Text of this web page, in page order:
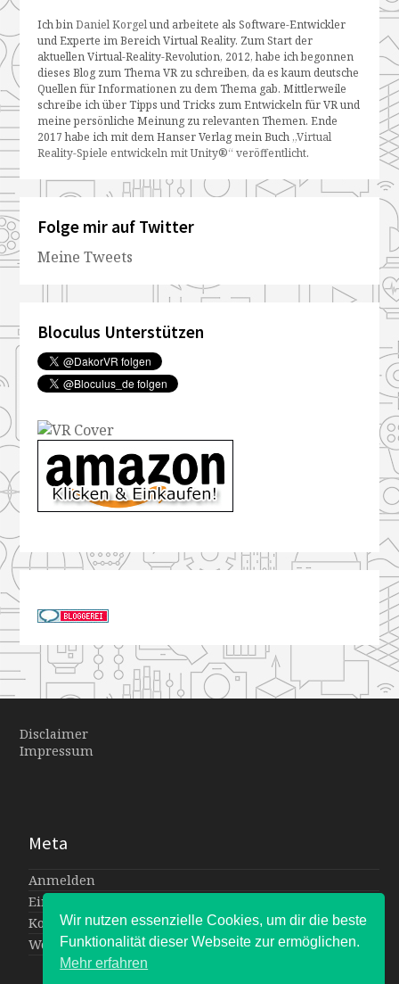
Ich binDaniel Korgelund arbeitete als Software-Entwickler
und Experte im Bereich Virtual Reality. Zum Start der
aktuellen Virtual-Reality-Revolution, 2012, habe ich begonnen
dieses Blog zum Thema VR zu schreiben, da es kaum deutsche
Quellen für Informationen zu dem Thema gab. Mittlerweile
schreibe ich über Tipps und Tricks zum Entwickeln für VR und
meine persönliche Meinung zu relevanten Themen. Ende
2017 habe ich mit dem Hanser Verlag mein Buch „Virtual
Reality-Spiele entwickeln mit Unity®“ veröffentlicht.
Folge mir auf Twitter
Meine Tweets
Bloculus Unterstützen
Disclaimer
Impressum
Meta
Anmelden
Eintrags-Feed
Kommentar-Feed
WordPress.org
Wir nutzen essenzielle Cookies, um dir die beste
Funktionalität dieser Webseite zur ermöglichen.
Mehr erfahren